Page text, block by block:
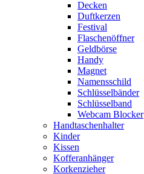
Decken
Duftkerzen
Festival
Flaschenöffner
Geldbörse
Handy
Magnet
Namensschild
Schlüsselbänder
Schlüsselband
Webcam Blocker
Handtaschenhalter
Kinder
Kissen
Kofferanhänger
Korkenzieher